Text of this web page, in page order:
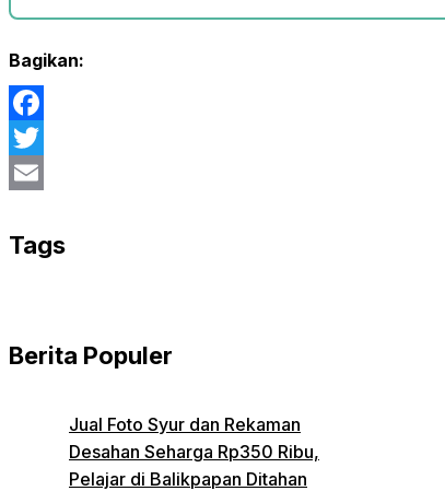
Bagikan:
Facebook
Twitter
Tags
Berita Populer
Jual Foto Syur dan Rekaman
Desahan Seharga Rp350 Ribu,
Pelajar di Balikpapan Ditahan